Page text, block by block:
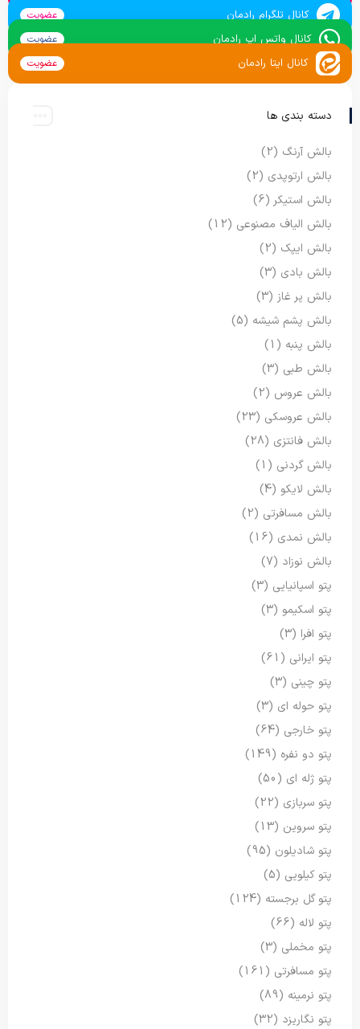
کانال تلگرام رادمان عضویت
کانال واتس اپ رادمان عضویت
کانال ایتا رادمان عضویت
دسته بندی ها
بالش آرنگ (2)
بالش ارتوپدی (2)
بالش استیکر (6)
بالش الیاف مصنوعی (12)
بالش ایپک (2)
بالش بادی (3)
بالش پر غاز (3)
بالش پشم شیشه (5)
بالش پنبه (1)
بالش طبی (3)
بالش عروس (2)
بالش عروسکی (23)
بالش فانتزی (28)
بالش گردنی (1)
بالش لایکو (4)
بالش مسافرتی (2)
بالش نمدی (16)
بالش نوزاد (7)
پتو اسپانیایی (3)
پتو اسکیمو (3)
پتو افرا (3)
پتو ایرانی (61)
پتو چینی (3)
پتو حوله ای (3)
پتو خارجی (64)
پتو دو نفره (149)
پتو ژله ای (50)
پتو سربازی (22)
پتو سروین (13)
پتو شادیلون (95)
پتو کیلویی (5)
پتو گل برجسته (124)
پتو لاله (66)
پتو مخملی (3)
پتو مسافرتی (161)
پتو نرمینه (89)
پتو نگاریزد (32)